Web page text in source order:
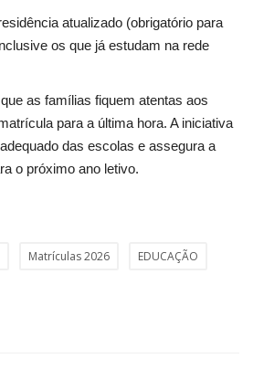
atualizado (obrigatório para
os que já estudam na rede
as famílias fiquem atentas aos
para a última hora. A iniciativa
das escolas e assegura a
o próximo ano letivo.
Matrículas 2026 EDUCAÇÃO